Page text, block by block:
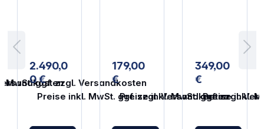
MwSt. ggf. zzgl. Versandkosten
2.490,0
0 €
Preise inkl. MwSt. ggf. zzgl. Versandkosten
179,00
€
Preise inkl. MwSt. ggf. zzgl.
349,00
€
Preise inkl.